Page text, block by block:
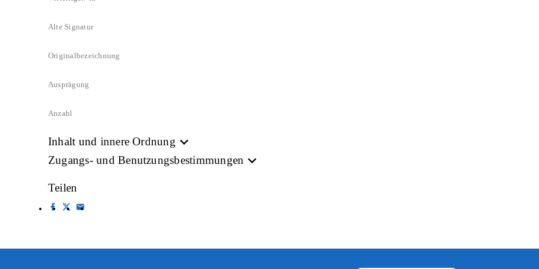
Alte Signatur
Originalbezeichnung
Ausprägung
Anzahl
Inhalt und innere Ordnung
Zugangs- und Benutzungsbestimmungen
Teilen